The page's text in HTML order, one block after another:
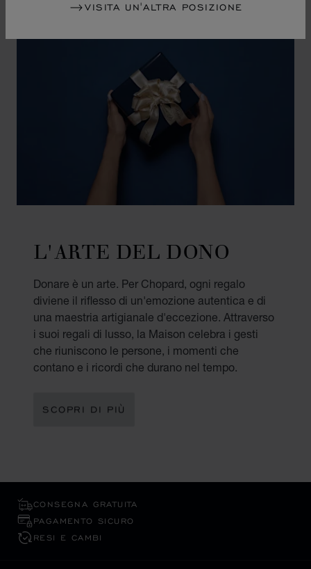
VISITA UN'ALTRA POSIZIONE
L'ARTE DEL DONO
Donare è un arte. Per Chopard, ogni regalo
diviene il riflesso di un'emozione autentica e di
una maestria artigianale d'eccezione. Attraverso
i suoi regali di lusso, la Maison celebra i gesti
che riuniscono le persone, i momenti che
contano e i ricordi che durano nel tempo.
SCOPRI DI PIÙ
CONSEGNA GRATUITA
PAGAMENTO SICURO
RESI E CAMBI